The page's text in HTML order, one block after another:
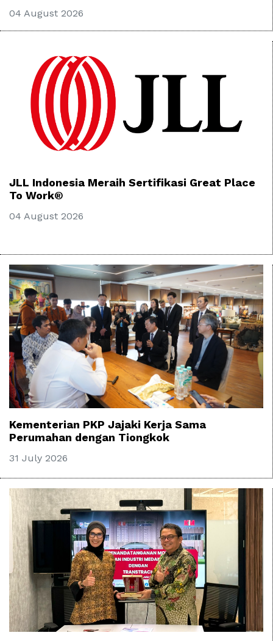
04 August 2026
JLL Indonesia Meraih Sertifikasi Great Place
To Work®
04 August 2026
Kementerian PKP Jajaki Kerja Sama
Perumahan dengan Tiongkok
31 July 2026